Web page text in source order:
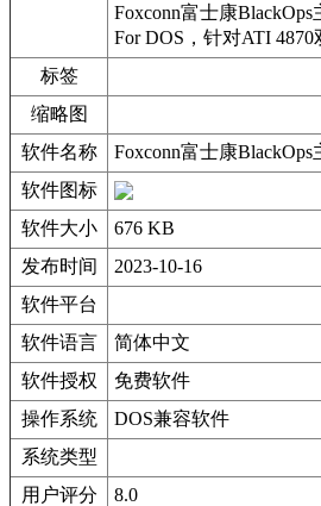
Foxconn富士康BlackOps
For DOS，针对ATI 4870
标签
缩略图
软件名称
Foxconn富士康BlackOps
软件图标
软件大小
676 KB
发布时间
2023-10-16
软件平台
软件语言
简体中文
软件授权
免费软件
操作系统
DOS兼容软件
系统类型
用户评分
8.0